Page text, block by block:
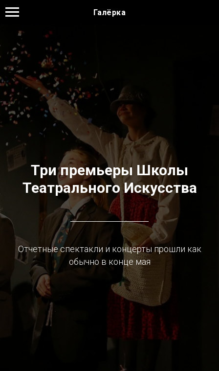
Галёрка
Три премьеры Школы
Театрального Искусства
Отчетные спектакли и концерты прошли как
обычно в конце мая